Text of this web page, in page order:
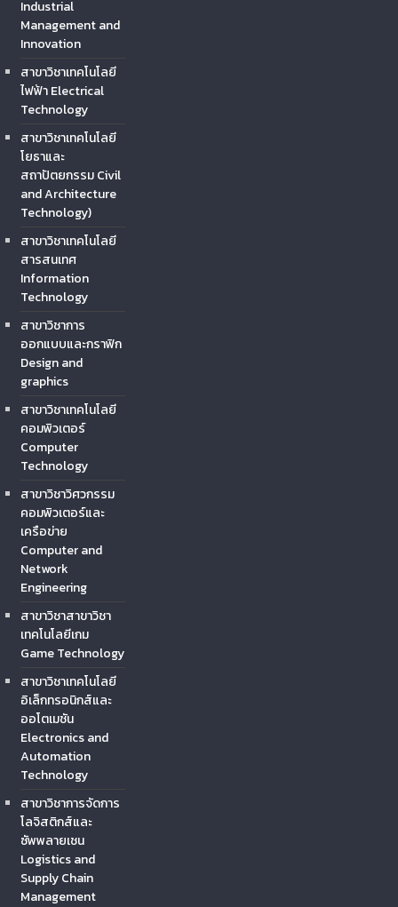
Industrial
Management and
Innovation
สาขาวิชาเทคโนโลยี
ไฟฟ้า Electrical
Technology
สาขาวิชาเทคโนโลยี
โยธาและ
สถาปัตยกรรม Civil
and Architecture
Technology)
สาขาวิชาเทคโนโลยี
สารสนเทศ
Information
Technology
สาขาวิชาการ
ออกแบบและกราฟิก
Design and
graphics
สาขาวิชาเทคโนโลยี
คอมพิวเตอร์
Computer
Technology
สาขาวิชาวิศวกรรม
คอมพิวเตอร์และ
เครือข่าย
Computer and
Network
Engineering
สาขาวิชาสาขาวิชา
เทคโนโลยีเกม
Game Technology
สาขาวิชาเทคโนโลยี
อิเล็กทรอนิกส์และ
ออโตเมชัน
Electronics and
Automation
Technology
สาขาวิชาการจัดการ
โลจิสติกส์และ
ซัพพลายเชน
Logistics and
Supply Chain
Management